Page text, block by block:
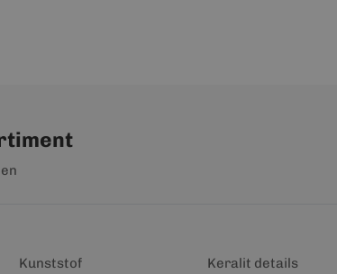
Kunststof
Keralit details